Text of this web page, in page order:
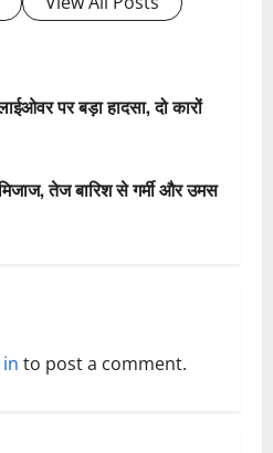
पर बड़ा हादसा, दो कारों
तेज बारिश से गर्मी और उमस
to post a comment.